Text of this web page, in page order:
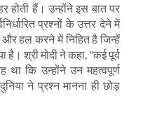
होती हैं। उन्होंने इस बात पर
प्रश्नों के उत्तर देने में
हल करने में निहित है जिन्हें
है। श्री मोदी ने कहा , "कई पूर्व
कि उन्होंने उन महत्वपूर्ण
ने प्रश्न मानना ​​ही छोड़